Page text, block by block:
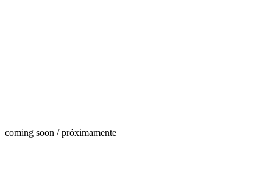
coming soon / próximamente